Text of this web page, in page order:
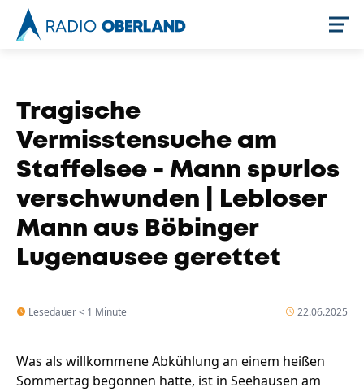
Tragische
Vermisstensuche am
Staffelsee - Mann spurlos
verschwunden | Lebloser
Mann aus Böbinger
Lugenausee gerettet
Lesedauer < 1 Minute 22.06.2025
Was als willkommene Abkühlung an einem heißen
Sommertag begonnen hatte, ist in Seehausen am